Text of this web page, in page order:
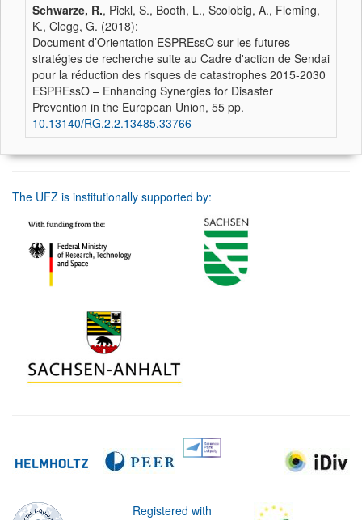
Schwarze, R., Pickl, S., Booth, L., Scolobig, A., Fleming,
K., Clegg, G. (2018):
Document d’Orientation ESPREssO sur les futures
stratégies de recherche suite au Cadre d'action de Sendai
pour la réduction des risques de catastrophes 2015-2030
ESPREssO – Enhancing Synergies for Disaster
Prevention in the European Union, 55 pp.
10.13140/RG.2.2.13485.33766
The UFZ is institutionally supported by:
Registered with